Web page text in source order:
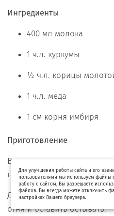
Ингредиенты
400 мл молока
1 ч.л. куркумы
½ ч.л. корицы
1 ч.л. меда
1 см корня имбиря
Приготовление
В кастрюльку налить
натертый имбирь и корицу.
Довести молоко до
огня и оставить остывать.
Для улучшения работы сайта и его
пользователями мы используем файлы
работу с сайтом, Вы разрешаете
файлов. Вы всегда можете отключить
настройках Вашего браузера.